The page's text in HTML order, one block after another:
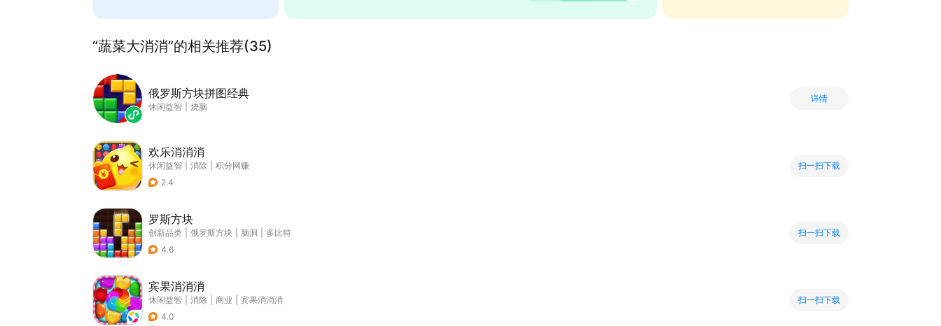
“蔬菜大消消”的相关推荐(35)
俄罗斯方块拼图经典
休闲益智 烧脑
详情
欢乐消消消
休闲益智 消除
积分网赚
2.4
扫一扫下载
罗斯方块
创新品类 俄罗斯方块 脑洞
多比特
4.6
扫一扫下载
宾果消消消
休闲益智 消除 商业
宾果消消消
4.0
扫一扫下载